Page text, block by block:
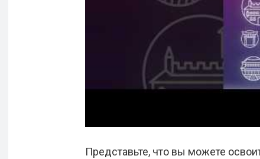
Представьте, что вы можете